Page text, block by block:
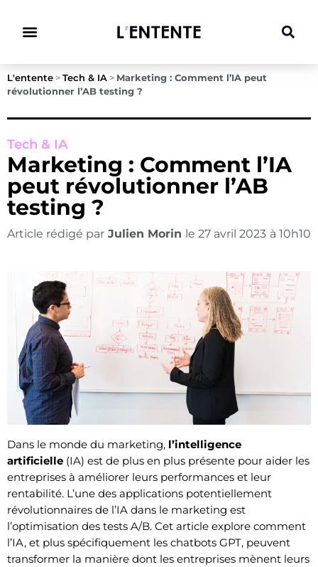
L'entente > Tech & IA > Marketing : Comment l’IA peut
révolutionner l’AB testing ?
Tech & IA
Marketing : Comment l’IA
peut révolutionner l’AB
testing ?
Article rédigé par Julien Morin le 27 avril 2023 à 10h10
Dans le monde du marketing, l’intelligence
artificielle (IA) est de plus en plus présente pour aider les
entreprises à améliorer leurs performances et leur
rentabilité. L’une des applications potentiellement
révolutionnaires de l’IA dans le marketing est
l’optimisation des tests A/B. Cet article explore comment
l’IA, et plus spécifiquement les chatbots GPT, peuvent
transformer la manière dont les entreprises mènent leurs